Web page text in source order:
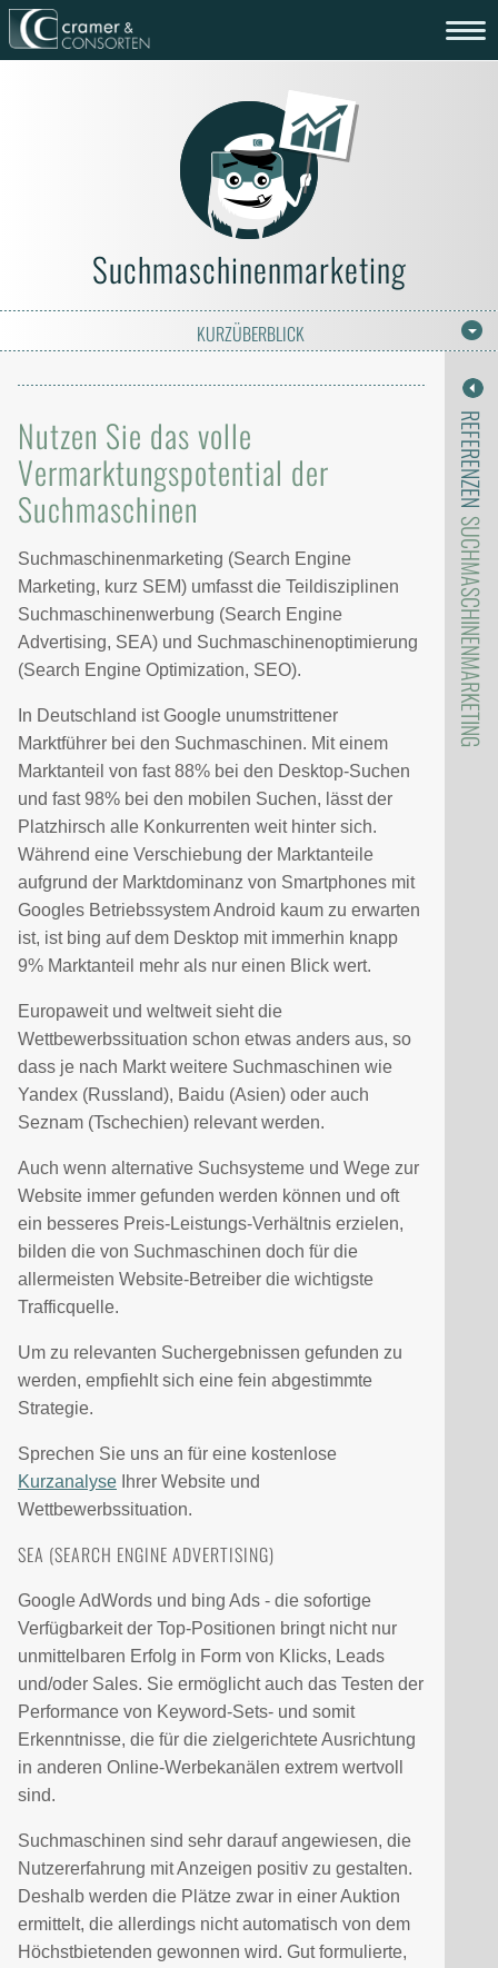
Suchmaschinenmarketing
KURZÜBERBLICK
Nutzen Sie das volle
Vermarktungspotential der
Suchmaschinen
Suchmaschinenmarketing (Search Engine
Marketing, kurz SEM) umfasst die Teildisziplinen
Suchmaschinenwerbung (Search Engine
Advertising, SEA) und Suchmaschinenoptimierung
(Search Engine Optimization, SEO).
In Deutschland ist Google unumstrittener
Marktführer bei den Suchmaschinen. Mit einem
Marktanteil von fast 88% bei den Desktop-Suchen
und fast 98% bei den mobilen Suchen, lässt der
Platzhirsch alle Konkurrenten weit hinter sich.
Während eine Verschiebung der Marktanteile
aufgrund der Marktdominanz von Smartphones mit
Googles Betriebssystem Android kaum zu erwarten
ist, ist bing auf dem Desktop mit immerhin knapp
9% Marktanteil mehr als nur einen Blick wert.
Europaweit und weltweit sieht die
Wettbewerbssituation schon etwas anders aus, so
dass je nach Markt weitere Suchmaschinen wie
Yandex (Russland), Baidu (Asien) oder auch
Seznam (Tschechien) relevant werden.
Auch wenn alternative Suchsysteme und Wege zur
Website immer gefunden werden können und oft
ein besseres Preis-Leistungs-Verhältnis erzielen,
bilden die von Suchmaschinen doch für die
allermeisten Website-Betreiber die wichtigste
Trafficquelle.
Um zu relevanten Suchergebnissen gefunden zu
werden, empfiehlt sich eine fein abgestimmte
Strategie.
Sprechen Sie uns an für eine kostenlose
Kurzanalyse Ihrer Website und
Wettbewerbssituation.
SEA (SEARCH ENGINE ADVERTISING)
Google AdWords und bing Ads - die sofortige
Verfügbarkeit der Top-Positionen bringt nicht nur
unmittelbaren Erfolg in Form von Klicks, Leads
und/oder Sales. Sie ermöglicht auch das Testen der
Performance von Keyword-Sets- und somit
Erkenntnisse, die für die zielgerichtete Ausrichtung
in anderen Online-Werbekanälen extrem wertvoll
sind.
Suchmaschinen sind sehr darauf angewiesen, die
Nutzererfahrung mit Anzeigen positiv zu gestalten.
Deshalb werden die Plätze zwar in einer Auktion
ermittelt, die allerdings nicht automatisch von dem
Höchstbietenden gewonnen wird. Gut formulierte,
REFERENZEN
SUCHMASCHINENMARKETING